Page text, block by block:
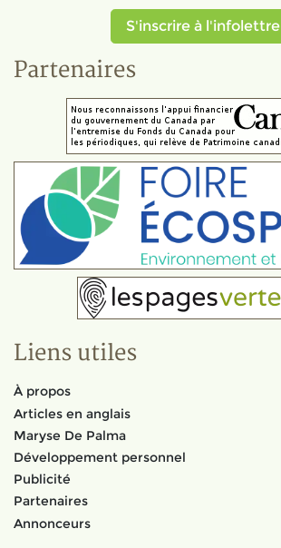
S'inscrire à l'infolettre
Partenaires
Liens utiles
À propos
Articles en anglais
Maryse De Palma
Développement personnel
Publicité
Partenaires
Annonceurs